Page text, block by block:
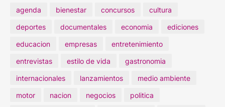
agenda
bienestar concursos
cultura
deportes
documentales economia
ediciones
educacion
empresas
entretenimiento
entrevistas
estilo de vida
gastronomia
internacionales
lanzamientos
medio ambiente
motor
nacion negocios
politica